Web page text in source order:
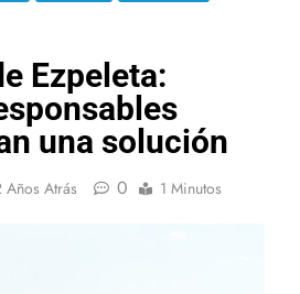
Ezpeleta:
una solución
Años Atrás 0 1 Minutos